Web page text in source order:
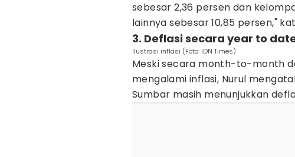
sebesar 2,36 persen dan
lainnya sebesar 10,85 persen,"
3. Deflasi secara year to
Ilustrasi inflasi (Foto: IDN Times)
Meski secara month-to-month
mengalami inflasi, Nurul
Sumbar masih menunjukkan